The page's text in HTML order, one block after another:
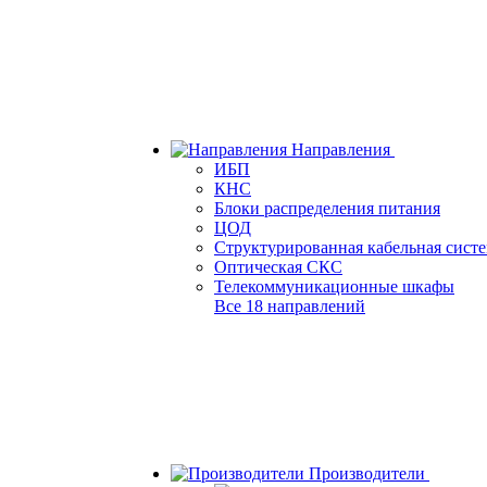
Направления
ИБП
КНС
Блоки распределения питания
ЦОД
Структурированная кабельная
Оптическая СКС
Телекоммуникационные шкафы
Все 18 направлений
Производители